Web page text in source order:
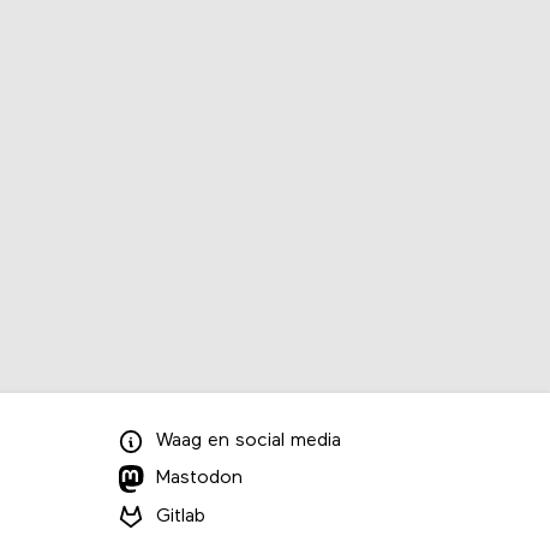
Waag en social media
Mastodon
Gitlab